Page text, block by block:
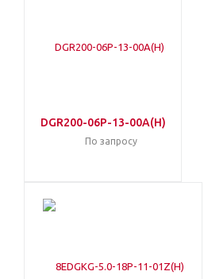
DGR200-06P-13-00A(H)
По запросу